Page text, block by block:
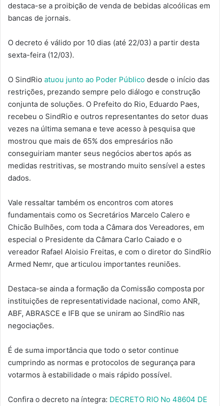
destaca-se a proibição de venda de bebidas alcoólicas em
bancas de jornais.
O decreto é válido por 10 dias (até 22/03) a partir desta
sexta-feira (12/03).
O SindRio atuou junto ao Poder Público desde o início das
restrições, prezando sempre pelo diálogo e construção
conjunta de soluções. O Prefeito do Rio, Eduardo Paes,
recebeu o SindRio e outros representantes do setor duas
vezes na última semana e teve acesso à pesquisa que
mostrou que mais de 65% dos empresários não
conseguiriam manter seus negócios abertos após as
medidas restritivas, se mostrando muito sensível a estes
dados.
Vale ressaltar também os encontros com atores
fundamentais como os Secretários Marcelo Calero e
Chicão Bulhões, com toda a Câmara dos Vereadores, em
especial o Presidente da Câmara Carlo Caiado e o
vereador Rafael Aloisio Freitas, e com o diretor do SindRio
Armed Nemr, que articulou importantes reuniões.
Destaca-se ainda a formação da Comissão composta por
instituições de representatividade nacional, como ANR,
ABF, ABRASCE e IFB que se uniram ao SindRio nas
negociações.
É de suma importância que todo o setor continue
cumprindo as normas e protocolos de segurança para
votarmos à estabilidade o mais rápido possível.
Confira o decreto na íntegra: DECRETO RIO No 48604 DE